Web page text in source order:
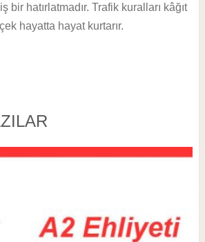
bir hatırlatmadır. Trafik kuralları kâğıt
hayatta hayat kurtarır.